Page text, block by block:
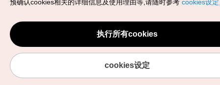
VISITKOREA官方邮箱
chnsim@knto.or.kr
预确认cookies相关的详细信息及使用理由等,请随时参考 cookies设
执行所有cookies
cookies设定